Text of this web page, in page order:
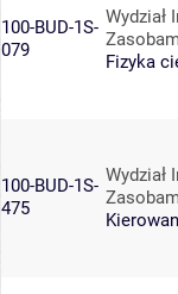
100-BUD-1S-
079
Wydział
Fizyka
100-BUD-1S-
475
Wydział